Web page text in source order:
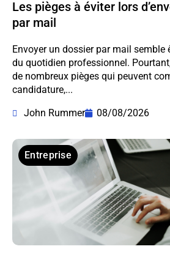
Les pièges à éviter lors
par mail
Envoyer un dossier par mail semble
du quotidien professionnel.
de nombreux pièges qui peuvent
candidature,...
John Rummer
08/08/2026
Entreprise